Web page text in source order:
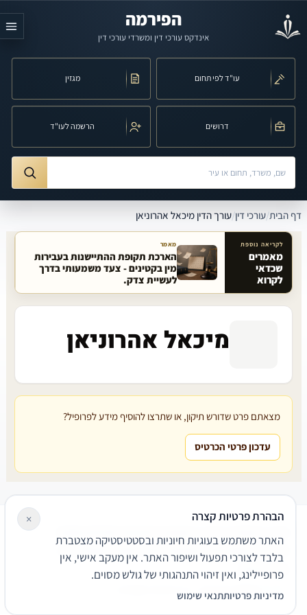
הפירמה
אינדקס עורכי דין ומשרדי עורכי דין
עו"ד לפי תחום מגזין
דרושים הרשמה לעו"ד
חיפוש לפי שם, משרד, תחום משפט או עיר
דף הבית/עורכי דין/עורך הדין מיכאל אהרוניאן
מאמרים קשורים באתר
לקריאה נוספת
מאמרים
שכדאי
לקרוא
מאמר
הארכת תקופת ההתיישנות בעבירות
מין בקטינים - צעד משמעותי בדרך
לעשיית צדק.
מיכאל אהרוניאן
מצאתם פרט שדורש תיקון, או שתרצו להוסיף מידע לפרופיל?
עדכון פרטי הכרטיס
שירותים משפטיים
דרושים צור קשר נגישותפרטיות
תנאי שימוש
© 2026 הפירמה. כל הזכויות שמורות.
הבהרת פרטיות קצרה
האתר משתמש בעוגיות חיוניות ובסטטיסטיקה מצטברת
בלבד לצורכי תפעול ושיפור האתר. אין מעקב אישי, אין
פרופיילינג, ואין זיהוי התנהגותי של גולש מסוים.
מדיניות פרטיותתנאי שימוש
×